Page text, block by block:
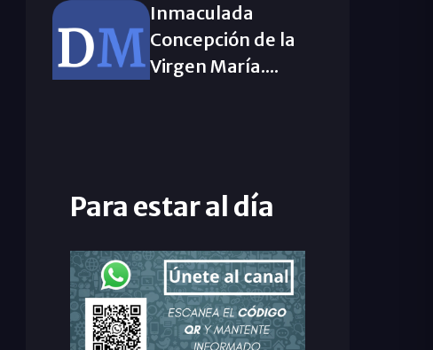
Inmaculada
Concepción de la
Virgen María....
Para estar al día